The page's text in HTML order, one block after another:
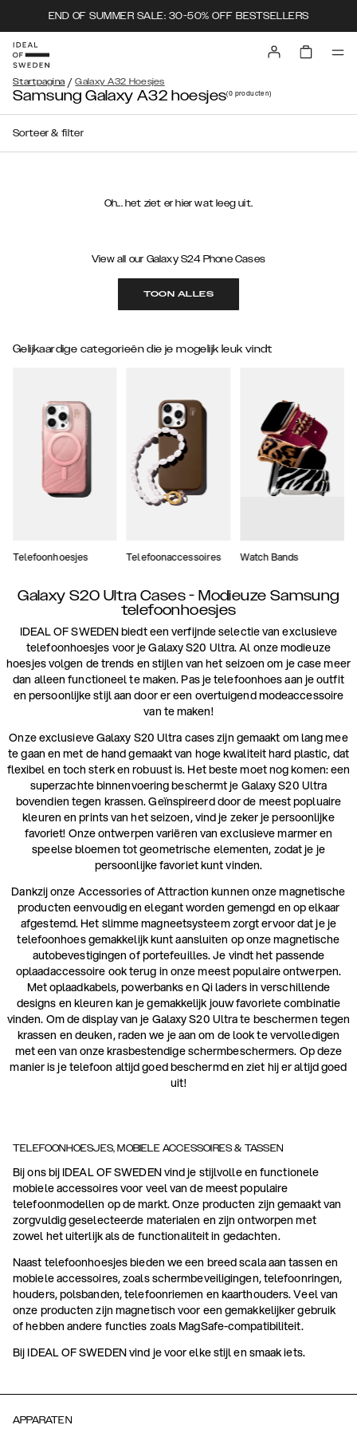
END OF SUMMER SALE: 30-50% OFF BESTSELLERS
Startpagina / Galaxy A32 Hoesjes
Samsung Galaxy A32 hoesjes(0 producten)
Sorteer & filter
Oh... het ziet er hier wat leeg uit.
View all our Galaxy S24 Phone Cases
TOON ALLES
Gelijkaardige categorieën die je mogelijk leuk vindt
Telefoonhoesjes Telefoonaccessoires Watch Bands
Galaxy S20 Ultra Cases - Modieuze Samsung
telefoonhoesjes
IDEAL OF SWEDEN biedt een verfijnde selectie van exclusieve
telefoonhoesjes voor je Galaxy S20 Ultra. Al onze modieuze
hoesjes volgen de trends en stijlen van het seizoen om je case meer
dan alleen functioneel te maken. Pas je telefoonhoes aan je outfit
en persoonlijke stijl aan door er een overtuigend modeaccessoire
van te maken!
Onze exclusieve Galaxy S20 Ultra cases zijn gemaakt om lang mee
te gaan en met de hand gemaakt van hoge kwaliteit hard plastic, dat
flexibel en toch sterk en robuust is. Het beste moet nog komen: een
superzachte binnenvoering beschermt je Galaxy S20 Ultra
bovendien tegen krassen. Geïnspireerd door de meest popluaire
kleuren en prints van het seizoen, vind je zeker je persoonlijke
favoriet! Onze ontwerpen variëren van exclusieve marmer en
speelse bloemen tot geometrische elementen, zodat je je
persoonlijke favoriet kunt vinden.
Dankzij onze Accessories of Attraction kunnen onze magnetische
producten eenvoudig en elegant worden gemengd en op elkaar
afgestemd. Het slimme magneetsysteem zorgt ervoor dat je je
telefoonhoes gemakkelijk kunt aansluiten op onze magnetische
autobevestigingen of portefeuilles. Je vindt het passende
oplaadaccessoire ook terug in onze meest populaire ontwerpen.
Met oplaadkabels, powerbanks en Qi laders in verschillende
designs en kleuren kan je gemakkelijk jouw favoriete combinatie
vinden. Om de display van je Galaxy S20 Ultra te beschermen tegen
krassen en deuken, raden we je aan om de look te vervolledigen
met een van onze krasbestendige schermbeschermers. Op deze
manier is je telefoon altijd goed beschermd en ziet hij er altijd goed
uit!
TELEFOONHOESJES, MOBIELE ACCESSOIRES & TASSEN
Bij ons bij IDEAL OF SWEDEN vind je stijlvolle en functionele
mobiele accessoires voor veel van de meest populaire
telefoonmodellen op de markt. Onze producten zijn gemaakt van
zorgvuldig geselecteerde materialen en zijn ontworpen met
zowel het uiterlijk als de functionaliteit in gedachten.
Naast telefoonhoesjes bieden we een breed scala aan tassen en
mobiele accessoires, zoals schermbeveiligingen, telefoonringen,
houders, polsbanden, telefoonriemen en kaarthouders. Veel van
onze producten zijn magnetisch voor een gemakkelijker gebruik
of hebben andere functies zoals MagSafe-compatibiliteit.
Bij IDEAL OF SWEDEN vind je voor elke stijl en smaak iets.
APPARATEN